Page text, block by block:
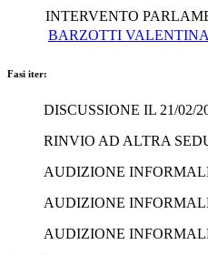
INTERVENTO
BARZOTTI VALENTINA
Fasi iter:
DISCUSSIONE IL 21/02/
RINVIO AD ALTRA
AUDIZIONE
AUDIZIONE
AUDIZIONE